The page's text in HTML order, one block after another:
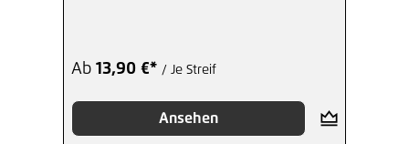
Ab 13,90 €* / Je Streif
Ansehen